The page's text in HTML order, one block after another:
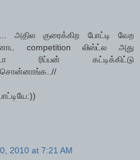
அதில குரைக்கிற போட்டி வேற
competition லிஸ்ட்ல அது
ரிப்பன் கட்டிக்கிட்டு
சொன்னாங்க..//
2010 at 7:21 AM